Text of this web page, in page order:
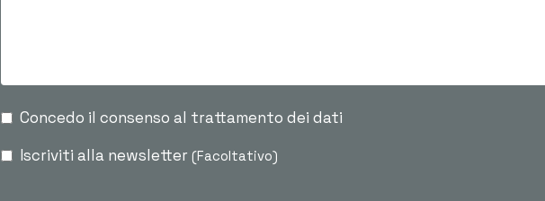
Concedo il consenso al trattamento dei dati
Iscriviti alla newsletter (Facoltativo)